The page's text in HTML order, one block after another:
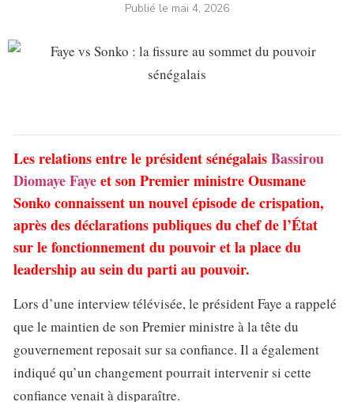
Publié le mai 4, 2026
Les relations entre le président sénégalaisBassirou
Diomaye Fayeet son Premier ministre Ousmane
Sonko connaissent un nouvel épisode de crispation,
après des déclarations publiques du chef de l’État
sur le fonctionnement du pouvoir et la place du
leadership au sein du parti au pouvoir.
Lors d’une interview télévisée, le président Faye a rappelé
que le maintien de son Premier ministre à la tête du
gouvernement reposait sur sa confiance. Il a également
indiqué qu’un changement pourrait intervenir si cette
confiance venait à disparaître.